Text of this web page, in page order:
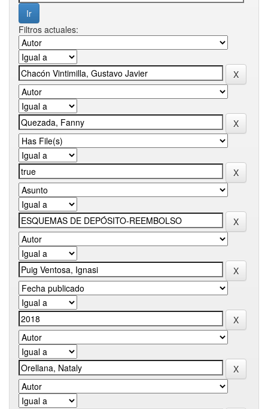
Filtros actuales: